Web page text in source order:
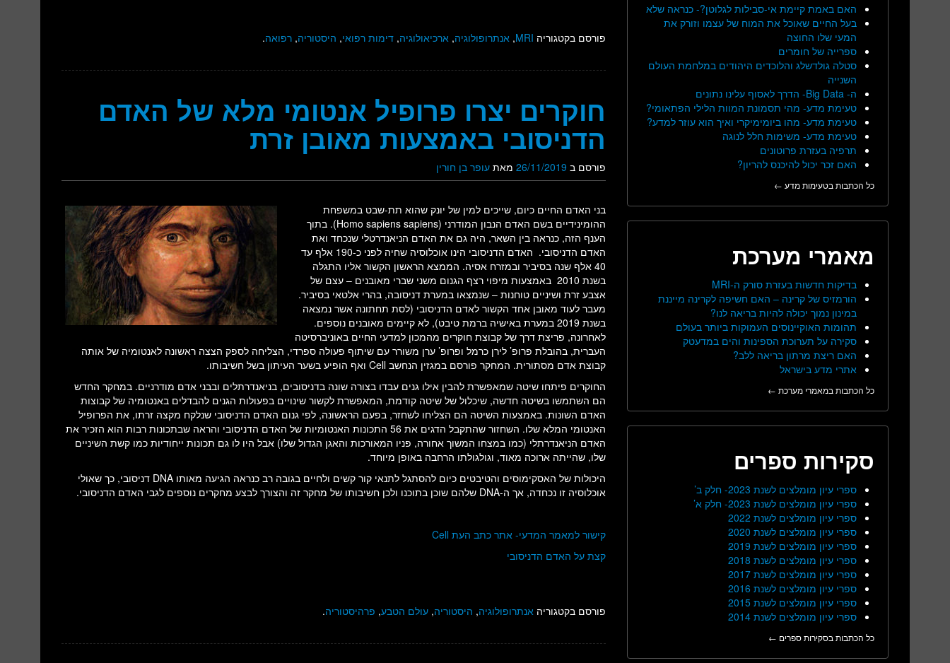
פורסם בקטגוריה MRI
, אנתרופולוגיה, ארכיאולוגיה, דימות רפואי, היסטוריה, רפואה.
חוקרים יצרו פרופיל אנטומי מלא של האדם
הדניסובי באמצעות מאובן זרת
פורסם ב 26/11/2019 מאת עופר בן חורין
בני האדם החיים כיום, שייכים למין של יונק שהוא תת-שבט במשפחת
ההומינידיים בשם האדם הנבון המודרני (Homo sapiens sapiens). בתוך
הענף הזה, כנראה בין השאר, היה גם את האדם הניאנדרטלי שנכחד ואת
האדם הדניסובי. האדם הדניסובי הינו אוכלוסיה שחיה לפני כ-190 אלף עד
40 אלף שנה בסיביר ובמזרח אסיה. הממצא הראשון הקשור אליו התגלה
בשנת 2010 באמצעות מיפוי רצף הגנום משני שברי מאובנים – עצם של
אצבע זרת ושיניים טוחנות – שנמצאו במערת דניסובה, בהרי אלטאי בסיביר.
מעבר לעוד מאובן אחד הקשור לאדם הדניסובי (לסת תחתונה אשר נמצאה
בשנת 2019 במערת באישיה ברמת טיבט), לא קיימים מאובנים נוספים.
לאחרונה, פריצת דרך של קבוצת חוקרים מהמכון למדעי החיים באוניברסיטה
העברית, בהובלת פרופ’ לירן כרמל ופרופ’ ערן משורר עם שיתוף פעולה ספרדי, הצליחה לספק הצצה ראשונה לאנטומיה של אותה
קבוצת אדם מסתורית. המחקר פורסם במגזין הנחשב Cell ואף הופיע בשער העיתון בשל חשיבותו.
החוקרים פיתחו שיטה שמאפשרת להבין אילו גנים עבדו בצורה שונה בדניסובים, בניאנדרתלים ובבני אדם מודרניים. במחקר החדש
הם השתמשו בשיטה חדשה, שיכלול של שיטה קודמת, המאפשרת לקשור שינויים בפעולות הגנים להבדלים באנטומיה של קבוצות
האדם השונות. באמצעות השיטה הם הצליחו לשחזר, בפעם הראשונה, לפי גנום האדם הדניסובי שנלקח מקצה זרתו, את הפרופיל
האנטומי המלא שלו. השחזור שהתקבל הדגים את 56 התכונות האנטומיות של האדם הדניסובי והראה שבתכונות רבות הוא הזכיר את
האדם הניאנדרתלי (כמו במצחו המשוך אחורה, פניו המאורכות והאגן הגדול שלו) אבל היו לו גם תכונות ייחודיות כמו קשת השיניים
שלו, שהייתה ארוכה מאוד, וגולגולתו הרחבה באופן מיוחד.
היכולות של האסקימוסים והטיבטים כיום להסתגל לתנאי קור קשים ולחיים בגובה רב כנראה הגיעה מאותו DNA דניסובי, כך שאולי
אוכלוסיה זו נכחדה, אך ה-DNA שלהם שוכן בתוכנו ולכן חשיבותו של מחקר זה והצורך לבצע מחקרים נוספים לגבי האדם הדניסובי.
קישור למאמר המדעי- אתר כתב העת Cell
קצת על האדם הדניסובי
פורסם בקטגוריה אנתרופולוגיה, היסטוריה, עולם הטבע, פרהיסטוריה.
האם באמת קיימת אי-סבילות לגלוטן?- כנראה שלא
בעל החיים שאוכל את המוח של עצמו וזורק את
המעי שלו החוצה
ספרייה של חומרים
סטלה גולדשלג והלוכדים היהודים במלחמת העולם
השנייה
ה- Big Data- הדרך לאסוף עלינו נתונים
טעימת מדע- מהי תסמונת המוות הלילי הפתאומי?
טעימת מדע- מהו ביומימיקרי ואיך הוא עוזר למדע?
טעימת מדע- משימות חלל לנוגה
תרפיה בעזרת פרוטונים
האם זכר יכול להיכנס להריון?
כל הכתבות בטעימות מדע ←
מאמרי מערכת
בדיקות חדשות בעזרת סורק ה-MRI
הורמזיס של קרינה – האם חשיפה לקרינה מייננת
במינון נמוך יכולה להיות בריאה לנו?
תהומות האוקיינוסים העמוקות ביותר בעולם
סקירה על תערוכת הספינות והים במדעטק
האם ריצת מרתון בריאה ללב?
אתרי מדע בישראל
כל הכתבות במאמרי מערכת ←
סקירות ספרים
ספרי עיון מומלצים לשנת 2023- חלק ב’
ספרי עיון מומלצים לשנת 2023- חלק א’
ספרי עיון מומלצים לשנת 2022
ספרי עיון מומלצים לשנת 2020
ספרי עיון מומלצים לשנת 2019
ספרי עיון מומלצים לשנת 2018
ספרי עיון מומלצים לשנת 2017
ספרי עיון מומלצים לשנת 2016
ספרי עיון מומלצים לשנת 2015
ספרי עיון מומלצים לשנת 2014
כל הכתבות בסקירות ספרים ←